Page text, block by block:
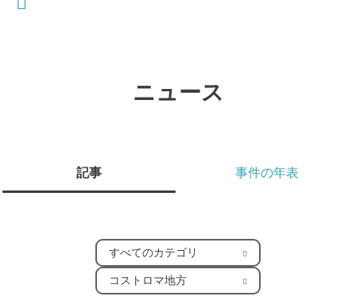
ニュース
記事 事件の年表
すべてのカテゴリ
コストロマ地方